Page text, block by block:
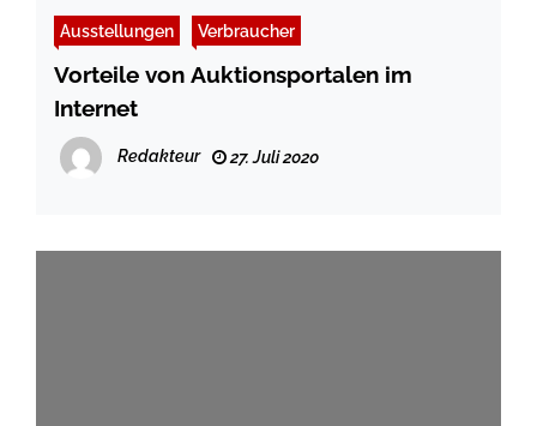
Ausstellungen Verbraucher
Vorteile von Auktionsportalen im
Internet
Redakteur 27. Juli 2020